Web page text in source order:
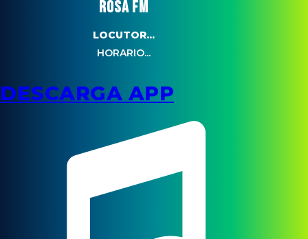
ROSA FM
LOCUTOR...
HORARIO...
DESCARGA APP